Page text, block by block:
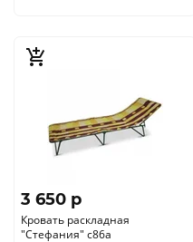
3 650 p
Кровать раскладная
"Стефания" с86а